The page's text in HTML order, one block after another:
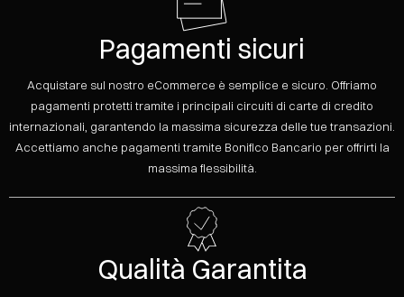
Pagamenti sicuri
Acquistare sul nostro eCommerce è semplice e sicuro. Offriamo
pagamenti protetti tramite i principali circuiti di carte di credito
internazionali, garantendo la massima sicurezza delle tue transazioni.
Accettiamo anche pagamenti tramite Bonifico Bancario per offrirti la
massima flessibilità.
Qualità Garantita